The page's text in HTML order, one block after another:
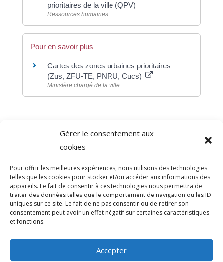
Gérer le consentement aux
cookies
Pour offrir les meilleures expériences, nous utilisons des technologies
telles que les cookies pour stocker et/ou accéder aux informations des
appareils. Le fait de consentir à ces technologies nous permettra de
traiter des données telles que le comportement de navigation ou les ID
uniques sur ce site. Le fait de ne pas consentir ou de retirer son
consentement peut avoir un effet négatif sur certaines caractéristiques
et fonctions.
Accepter
prioritaires de la ville (QPV)
Ressources humaines
Pour en savoir plus
Cartes des zones urbaines prioritaires
(Zus, ZFU-TE, PNRU, Cucs)
Ministère chargé de la ville
Direction de l'information légale et administrative
comarquage developpé par